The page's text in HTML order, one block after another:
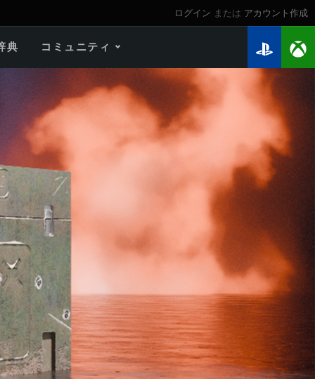
ログイン または アカウント作成
典 コミュニティ
2026年のロードマップ
ゲームガイド
個人記録 検索
マイ戦績
連隊
連隊ランキング
Twitchドロップ